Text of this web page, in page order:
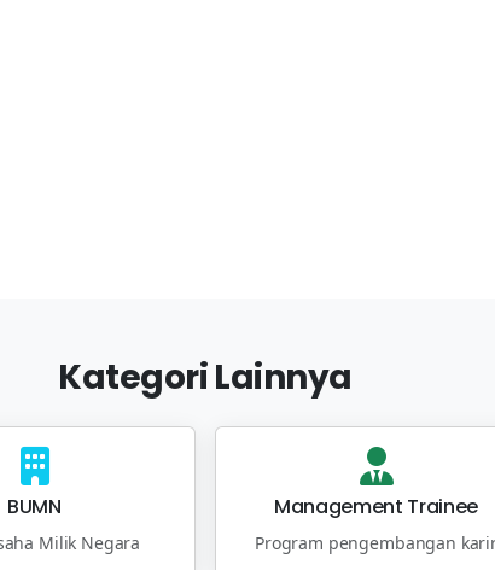
Kategori Lainnya
BUMN
Milik Negara
Management Trainee
Program pengembangan